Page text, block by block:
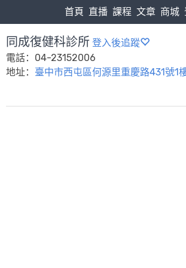
首頁 直播 課程 文章 商城
同成復健科診所 登入後追蹤
電話：04-23152006
地址： 臺中市西屯區何源里重慶路431號1